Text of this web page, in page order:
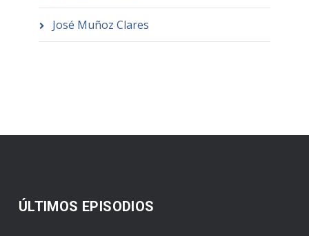
José Muñoz Clares
ÚLTIMOS EPISODIOS